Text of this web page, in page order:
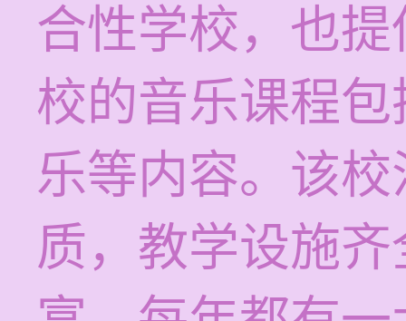
合性学校，也
校的音乐课程
乐等内容。该
质，教学设施